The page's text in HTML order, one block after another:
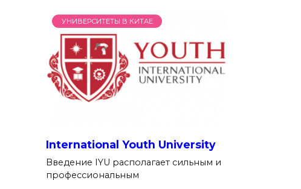
УНИВЕРСИТЕТЫ В КИТАЕ
International Youth University
Введение IYU располагает сильным и
профессиональным